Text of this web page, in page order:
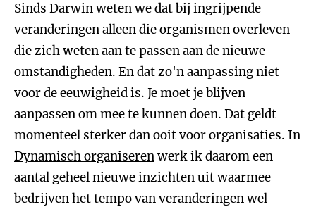
Sinds Darwin weten we dat bij ingrijpende
veranderingen alleen die organismen overleven
die zich weten aan te passen aan de nieuwe
omstandigheden. En dat zo'n aanpassing niet
voor de eeuwigheid is. Je moet je blijven
aanpassen om mee te kunnen doen. Dat geldt
momenteel sterker dan ooit voor organisaties. In
Dynamisch organiserenwerk ik daarom een
aantal geheel nieuwe inzichten uit waarmee
bedrijven het tempo van veranderingen wel